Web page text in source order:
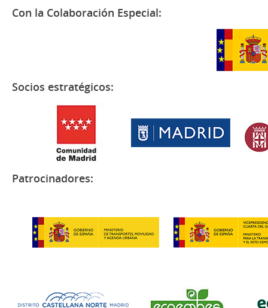
Con la Colaboración Especial:
Socios estratégicos:
Patrocinadores: